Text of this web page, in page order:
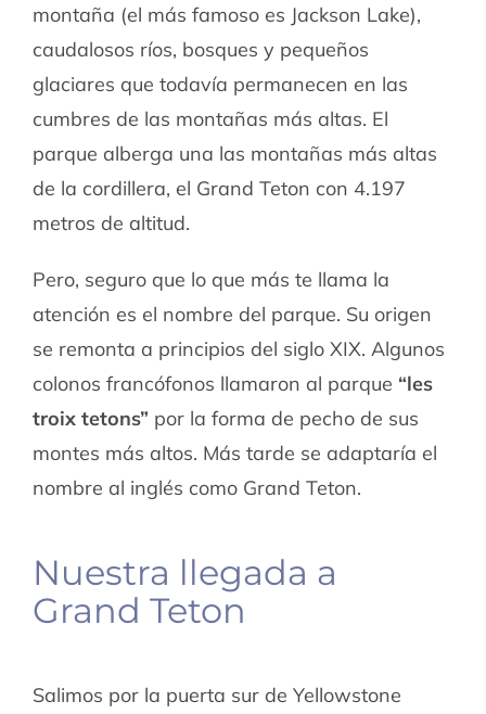
montaña (el más famoso es Jackson Lake),
caudalosos ríos, bosques y pequeños
glaciares que todavía permanecen en las
cumbres de las montañas más altas. El
parque alberga una las montañas más altas
de la cordillera, el Grand Teton con 4.197
metros de altitud.
Pero, seguro que lo que más te llama la
atención es el nombre del parque. Su origen
se remonta a principios del siglo XIX. Algunos
colonos francófonos llamaron al parque “les
troix tetons” por la forma de pecho de sus
montes más altos. Más tarde se adaptaría el
nombre al inglés como Grand Teton.
Nuestra llegada a
Grand Teton
Salimos por la puerta sur de Yellowstone